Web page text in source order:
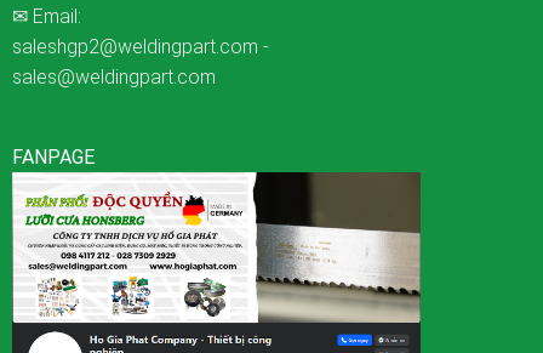
✉ Email:
saleshgp2@weldingpart.com -
sales@weldingpart.com
FANPAGE